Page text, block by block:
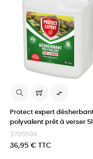

Protect expert
polyvalent prêt à verser 5l
3705594
Prix
36,95 € TTC